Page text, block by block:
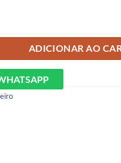
ADICIONAR AO